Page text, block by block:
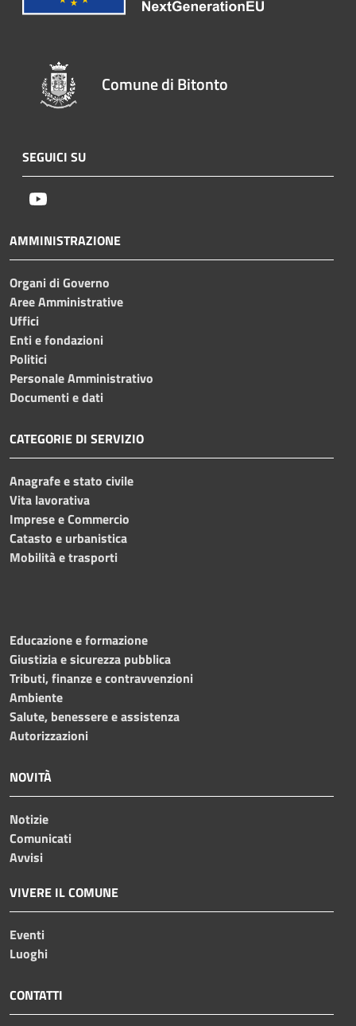
Comune di Bitonto
SEGUICI SU
AMMINISTRAZIONE
Organi di Governo
Aree Amministrative
Uffici
Enti e fondazioni
Politici
Personale Amministrativo
Documenti e dati
CATEGORIE DI SERVIZIO
Anagrafe e stato civile
Vita lavorativa
Imprese e Commercio
Catasto e urbanistica
Mobilità e trasporti
Educazione e formazione
Giustizia e sicurezza pubblica
Tributi, finanze e contravvenzioni
Ambiente
Salute, benessere e assistenza
Autorizzazioni
NOVITÀ
Notizie
Comunicati
Avvisi
VIVERE IL COMUNE
Eventi
Luoghi
CONTATTI